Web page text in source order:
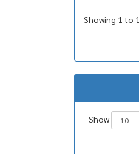
Showing 1 to
Show